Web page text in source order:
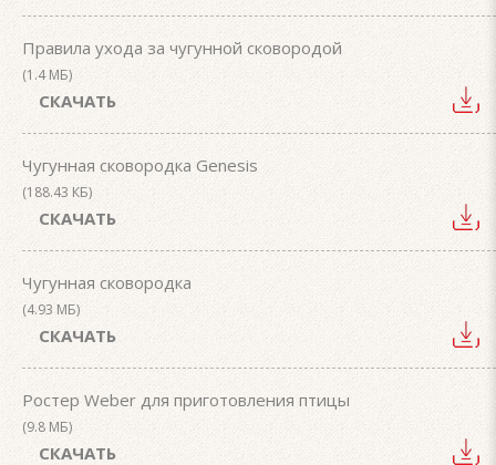
Правила ухода за чугунной сковородой
(1.4 МБ)
СКАЧАТЬ
Чугунная сковородка Genesis
(188.43 КБ)
СКАЧАТЬ
Чугунная сковородка
(4.93 МБ)
СКАЧАТЬ
Ростер Weber для приготовления птицы
(9.8 МБ)
СКАЧАТЬ